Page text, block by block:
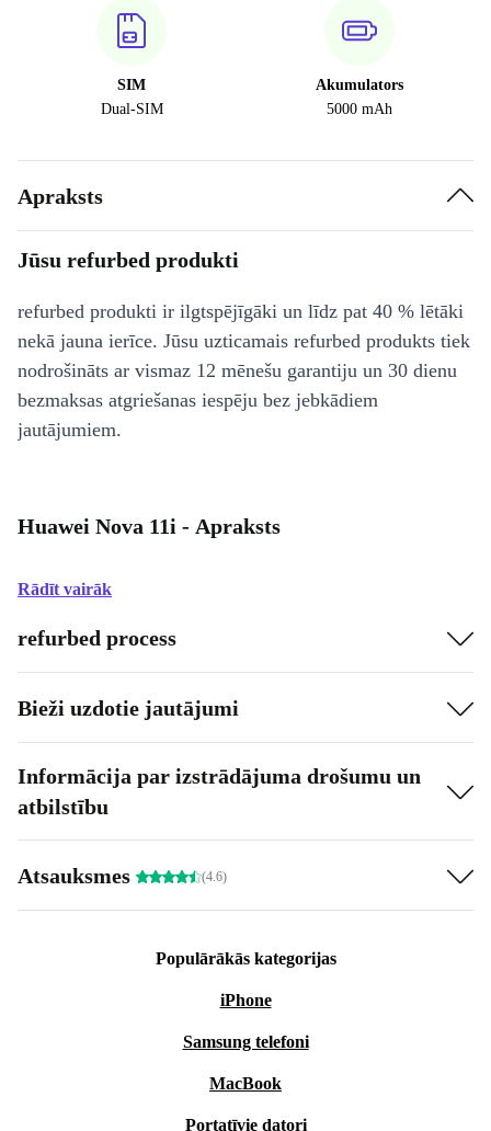
SIM
Dual-SIM
Akumulators
5000 mAh
Apraksts
Jūsu refurbed produkti
refurbed produkti ir ilgtspējīgāki un līdz pat 40 % lētāki
nekā jauna ierīce. Jūsu uzticamais refurbed produkts tiek
nodrošināts ar vismaz 12 mēnešu garantiju un 30 dienu
bezmaksas atgriešanas iespēju bez jebkādiem
jautājumiem.
Huawei Nova 11i - Apraksts
Rādīt vairāk
refurbed process
Bieži uzdotie jautājumi
Informācija par izstrādājuma drošumu un
atbilstību
Atsauksmes (4.6)
Populārākās kategorijas
iPhone
Samsung telefoni
MacBook
Portatīvie datori